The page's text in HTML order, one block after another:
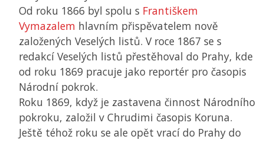
Od roku 1866 byl spolu s Františkem
Vymazalem hlavním přispěvatelem nově
založených Veselých listů. V roce 1867 se s
redakcí Veselých listů přestěhoval do Prahy, kde
od roku 1869 pracuje jako reportér pro časopis
Národní pokrok.
Roku 1869, když je zastavena činnost Národního
pokroku, založil v Chrudimi časopis Koruna.
Ještě téhož roku se ale opět vrací do Prahy do